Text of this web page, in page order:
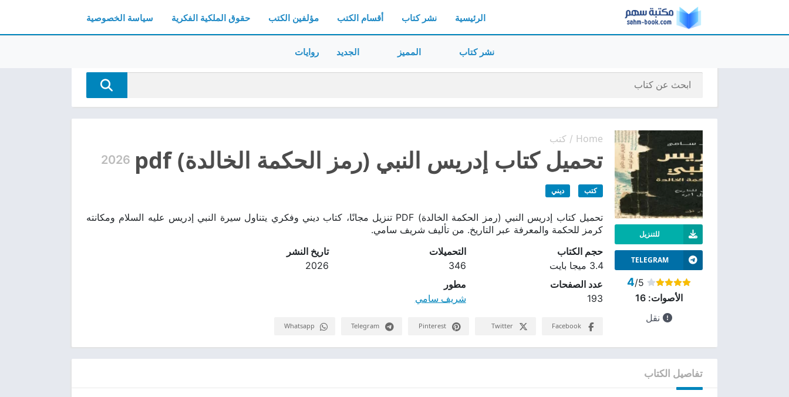
الرئيسية نشر كتاب أقسام الكتب مؤلفين الكتب حقوق الملكية الفكرية سياسة الخصوصية
نشر كتاب المميز الجديد روايات
Home
/ كتب
تحميل كتاب إدريس النبي (رمز الحكمة الخالدة) pdf 2026
كتب ديني
تحميل كتاب إدريس النبي (رمز الحكمة الخالدة) PDF تنزيل مجانًا، كتاب ديني وفكري يتناول سيرة النبي إدريس عليه السلام ومكانته
كرمز للحكمة والمعرفة عبر التاريخ. من تأليف شريف سامي.
للتنزيل
TELEGRAM
4/5
الأصوات:16
نقل
حجم الكتاب
3.4 ميجا بايت
التحميلات
346
تاريخ النشر
2026
عدد الصفحات
193
مطور
شريف سامي
Facebook
Twitter
Pinterest
Telegram
Whatsapp
تفاصيل الكتاب